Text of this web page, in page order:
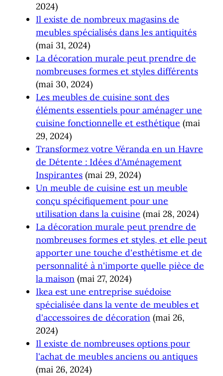
2024)
Il existe de nombreux magasins de
meubles spécialisés dans les antiquités
(mai 31, 2024)
La décoration murale peut prendre de
nombreuses formes et styles différents
(mai 30, 2024)
Les meubles de cuisine sont des
éléments essentiels pour aménager une
cuisine fonctionnelle et esthétique (mai
29, 2024)
Transformez votre Véranda en un Havre
de Détente : Idées d'Aménagement
Inspirantes (mai 29, 2024)
Un meuble de cuisine est un meuble
conçu spécifiquement pour une
utilisation dans la cuisine (mai 28, 2024)
La décoration murale peut prendre de
nombreuses formes et styles, et elle peut
apporter une touche d'esthétisme et de
personnalité à n'importe quelle pièce de
la maison (mai 27, 2024)
Ikea est une entreprise suédoise
spécialisée dans la vente de meubles et
d'accessoires de décoration (mai 26,
2024)
Il existe de nombreuses options pour
l'achat de meubles anciens ou antiques
(mai 26, 2024)